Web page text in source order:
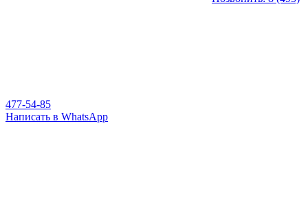
477-54-85
Написать в WhatsApp